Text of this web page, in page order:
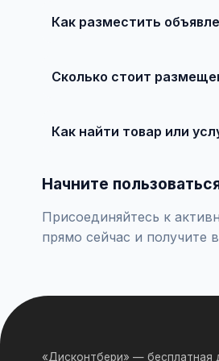
Как разместить
Сколько стоит
Как найти товар или
Начните
Присоединяйтесь к
прямо сейчас и получите
«Дисконтбери» — бесплатная